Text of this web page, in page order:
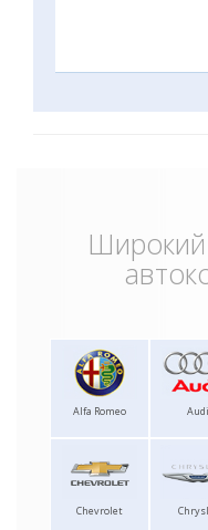
Alfa Romeo Audi
Chevrolet